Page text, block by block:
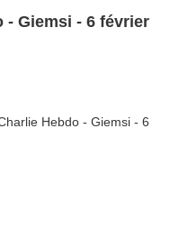
- Giemsi - 6 février